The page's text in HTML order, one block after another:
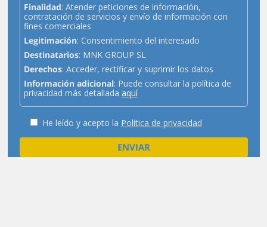
Finalidad: Atender peticiones de información,
contratación de servicios y envío de información con
fines comerciales
Legitimación: Consentimiento del interesado
Destinatarios: MNK GROUP SL
Derechos: Acceder, rectificar y suprimir los datos
Información adicional: Puede consultar la política de
privacidad más detallada aquí
He leído y acepto la Política de privacidad